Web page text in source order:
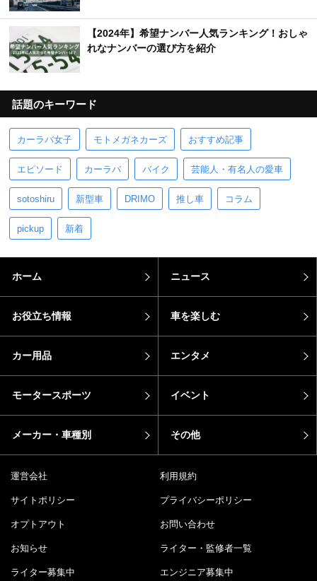
【2024年】希望ナンバー人気ランキング！おしゃ
れなナンバーの選び方を紹介
話題のキーワード
カーラバ女子 モトメガネカーズ おすすめ記事
エピソード カーラバ バイク 芸能人・有名人の愛車
sotoshiru 新型車 DRIMO 推し車 コラム
pickup 新着
ホーム ニュース
お役立ち情報 車を楽しむ
カー用品 エンタメ
モータースポーツ イベント
メーカー・車種別 その他
運営会社 利用規約
サイトポリシー プライバシーポリシー
オプトアウト お問い合わせ
お知らせ ライター・監修者一覧
ライター募集中 エンジニア募集中